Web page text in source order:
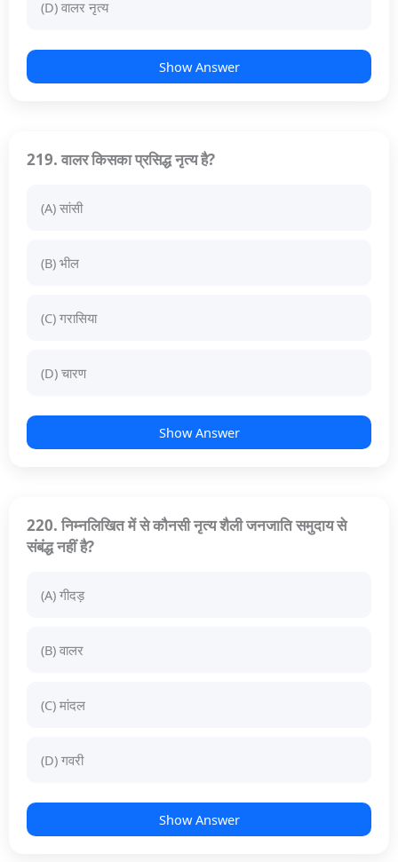
(D) वालर नृत्य
Show Answer
219. वालर किसका प्रसिद्ध नृत्य है?
(A) सांसी
(B) भील
(C) गरासिया
(D) चारण
Show Answer
220. निम्नलिखित में से कौनसी नृत्य शैली जनजाति समुदाय से
संबंद्ध नहीं है?
(A) गीदड़
(B) वालर
(C) मांदल
(D) गवरी
Show Answer